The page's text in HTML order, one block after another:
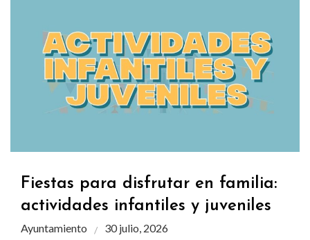
Fiestas para disfrutar en familia:
actividades infantiles y juveniles
Ayuntamiento 30 julio, 2026